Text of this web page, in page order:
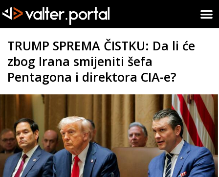
TRUMP SPREMA ČISTKU: Da li će
zbog Irana smijeniti šefa
Pentagona i direktora CIA-e?